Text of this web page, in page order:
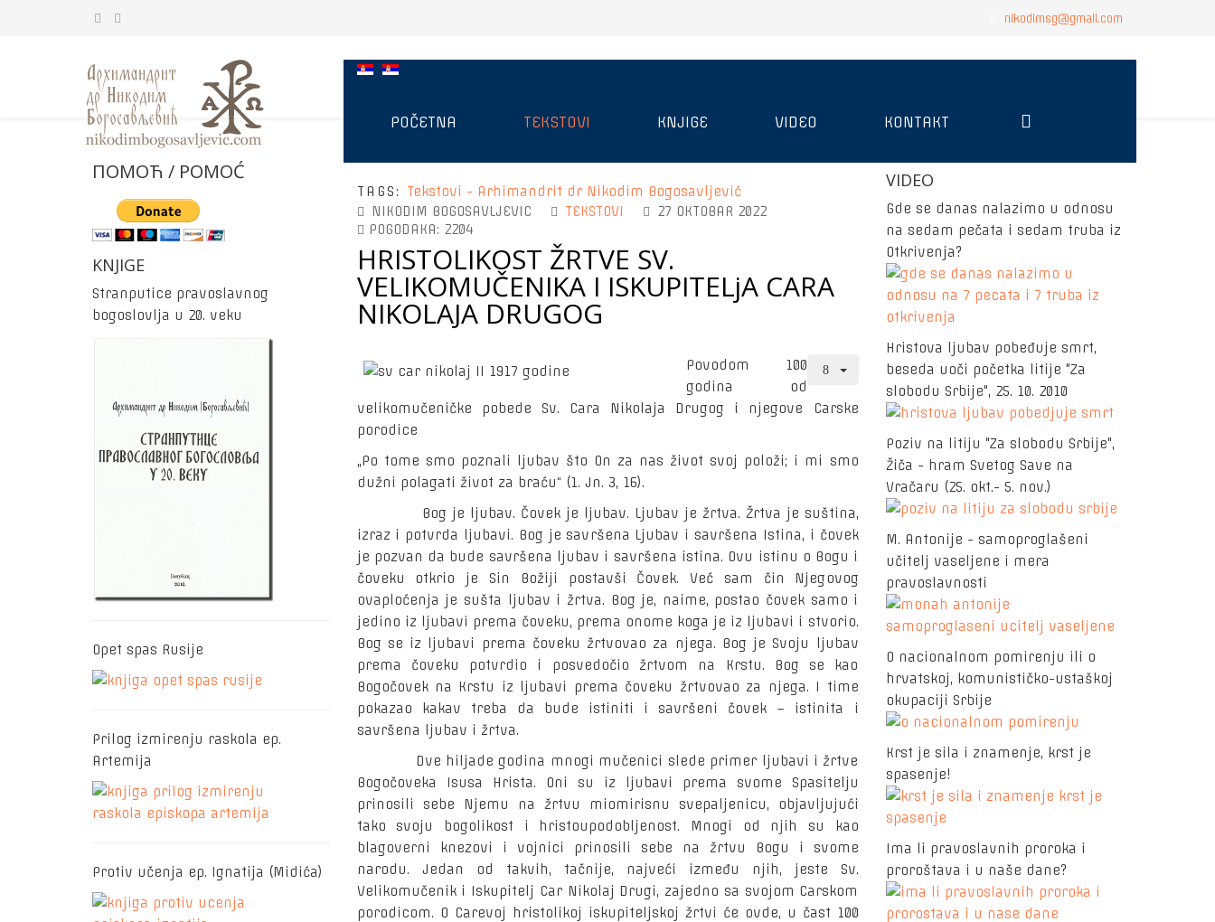
nikodimsg@gmail.com
POČETNA TEKSTOVI KNJIGE VIDEO KONTAKT
ПОМОЋ / POMOĆ
KNJIGE
Stranputice pravoslavnog
bogoslovlja u 20. veku
Opet spas Rusije
Prilog izmirenju raskola ep.
Artemija
Protiv učenja ep. Ignatija (Midića)
TAGS: Tekstovi - Arhimandrit dr Nikodim Bogosavljević
NIKODIM BOGOSAVLJEVIC
TEKSTOVI
27 OKTOBAR 2022
POGODAKA: 2204
HRISTOLIKOST ŽRTVE SV.
VELIKOMUČENIKA I ISKUPITELjA CARA
NIKOLAJA DRUGOG
Povodom 100
godina od
velikomučeničke pobede Sv. Cara Nikolaja Drugog i njegove Carske
porodice
„Po tome smo poznali ljubav što On za nas život svoj položi; i mi smo
dužni polagati život za braću“ (1. Jn. 3, 16).
Bog je ljubav. Čovek je ljubav. Ljubav je žrtva. Žrtva je suština,
izraz i potvrda ljubavi. Bog je savršena Ljubav i savršena Istina, i čovek
je pozvan da bude savršena ljubav i savršena istina. Ovu istinu o Bogu i
čoveku otkrio je Sin Božiji postavši Čovek. Već sam čin Njegovog
ovaploćenja je sušta ljubav i žrtva. Bog je, naime, postao čovek samo i
jedino iz ljubavi prema čoveku, prema onome koga je iz ljubavi i stvorio.
Bog se iz ljubavi prema čoveku žrtvovao za njega. Bog je Svoju ljubav
prema čoveku potvrdio i posvedočio žrtvom na Krstu. Bog se kao
Bogočovek na Krstu iz ljubavi prema čoveku žrtvovao za njega. I time
pokazao kakav treba da bude istiniti i savršeni čovek – istinita i
savršena ljubav i žrtva.
Dve hiljade godina mnogi mučenici slede primer ljubavi i žrtve
Bogočoveka Isusa Hrista. Oni su iz ljubavi prema svome Spasitelju
prinosili sebe Njemu na žrtvu miomirisnu svepaljenicu, objavljujući
tako svoju bogolikost i hristoupodobljenost. Mnogi od njih su kao
blagoverni knezovi i vojnici prinosili sebe na žrtvu Bogu i svome
narodu. Jedan od takvih, tačnije, najveći između njih, jeste Sv.
Velikomučenik i Iskupitelj Car Nikolaj Drugi, zajedno sa svojom Carskom
porodicom. O Carevoj hristolikoj iskupiteljskoj žrtvi će ovde, u čast 100
VIDEO
Gde se danas nalazimo u odnosu
na sedam pečata i sedam truba iz
Otkrivenja?
Hristova ljubav pobeđuje smrt,
beseda uoči početka litije "Za
slobodu Srbije", 25. 10. 2010
Poziv na litiju "Za slobodu Srbije",
Žiča - hram Svetog Save na
Vračaru (25. okt.- 5. nov.)
M. Antonije - samoproglašeni
učitelj vaseljene i mera
pravoslavnosti
O nacionalnom pomirenju ili o
hrvatskoj, komunističko-ustaškoj
okupaciji Srbije
Krst je sila i znamenje, krst je
spasenje!
Ima li pravoslavnih proroka i
proroštava i u naše dane?